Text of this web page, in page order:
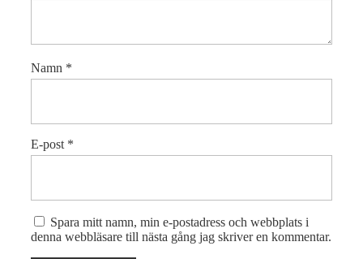
Namn *
E-post *
Spara mitt namn, min e-postadress och webbplats i
denna webbläsare till nästa gång jag skriver en kommentar.